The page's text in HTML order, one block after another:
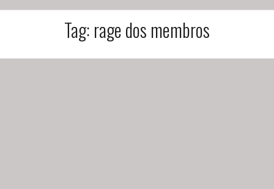
Tag: rage dos membros